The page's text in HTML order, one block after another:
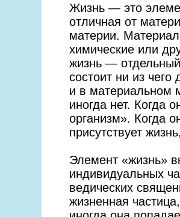
Жизнь — это
отличная от
материи.
химические или
жизнь —
состоит ни из
и в материальном
иногда нет. Когда
организм». Когда
присутствует
Элемент «жизнь»
индивидуальных
ведических
жизненная